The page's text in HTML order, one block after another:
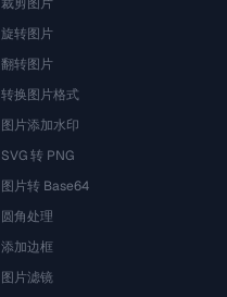
旋转图片
翻转图片
转换图片格式
图片添加水印
SVG 转 PNG
图片转 Base64
圆角处理
添加边框
图片滤镜